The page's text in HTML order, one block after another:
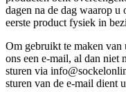
dagen na de dag waarop u
eerste product fysiek in
Om gebruikt te maken
ons een e-mail, al dan niet
sturen via
sturen van de e-mail dient